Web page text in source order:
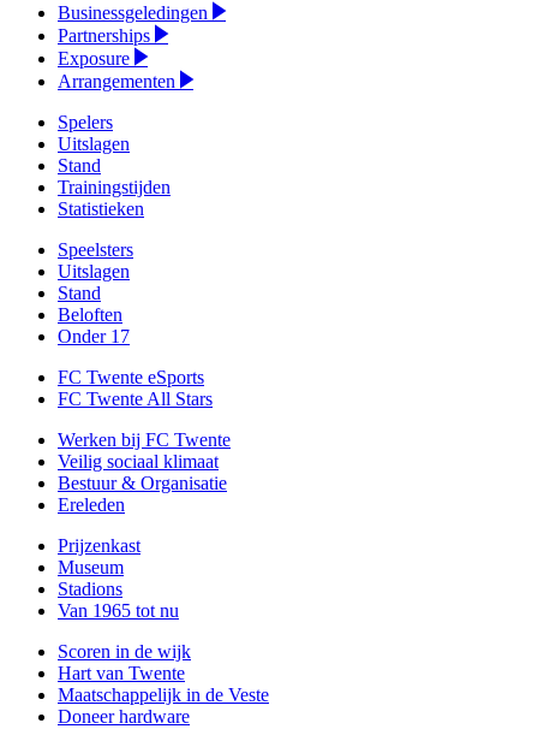
Businessgeledingen
Partnerships
Exposure
Arrangementen
Spelers
Uitslagen
Stand
Trainingstijden
Statistieken
Speelsters
Uitslagen
Stand
Beloften
Onder 17
FC Twente eSports
FC Twente All Stars
Werken bij FC Twente
Veilig sociaal klimaat
Bestuur & Organisatie
Ereleden
Prijzenkast
Museum
Stadions
Van 1965 tot nu
Scoren in de wijk
Hart van Twente
Maatschappelijk in de Veste
Doneer hardware